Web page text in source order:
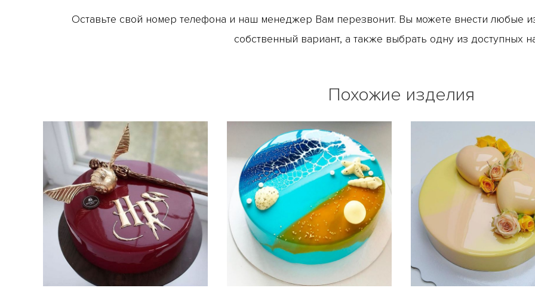
Оставьте свой номер телефона и наш менеджер Вам перезвонит. Вы можете внести любые
собственный вариант, а также выбрать одну из доступных
Похожие изделия